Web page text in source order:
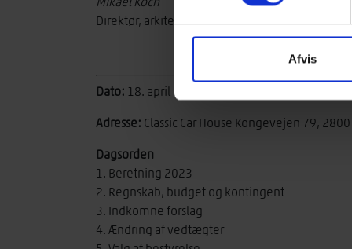
Afvis
Direktør, arkitekt MAA
Dato: 18. april 2024 kl. 9.00-11.00
Adresse: Classic Car House Kongevejen 79,
Dagsorden
1. Beretning 2023
2. Regnskab, budget og kontingent
3. Indkomne forslag
4. Ændring af vedtægter